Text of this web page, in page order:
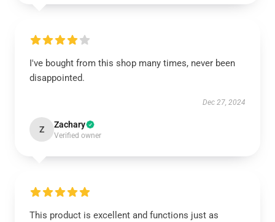
I've bought from this shop many times, never been
disappointed.
Dec 27, 2024
Z Zachary
Verified owner
This product is excellent and functions just as